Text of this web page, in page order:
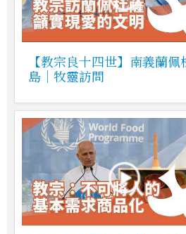
【教宗良十四世】南義蘭佩
島｜牧靈訪問